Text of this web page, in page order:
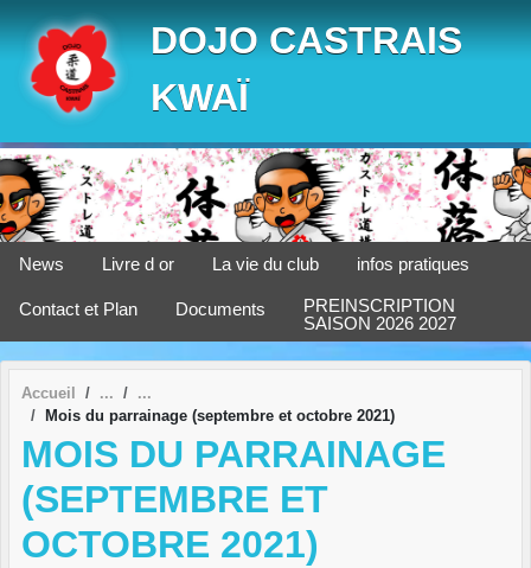
DOJO CASTRAIS
KWAÏ
News Livre d or La vie du club infos pratiques
Contact et Plan Documents
PREINSCRIPTION
SAISON 2026 2027
Accueil
Mois du parrainage (septembre et octobre 2021)
MOIS DU PARRAINAGE
(SEPTEMBRE ET
OCTOBRE 2021)
Panneau de gestion des cookies